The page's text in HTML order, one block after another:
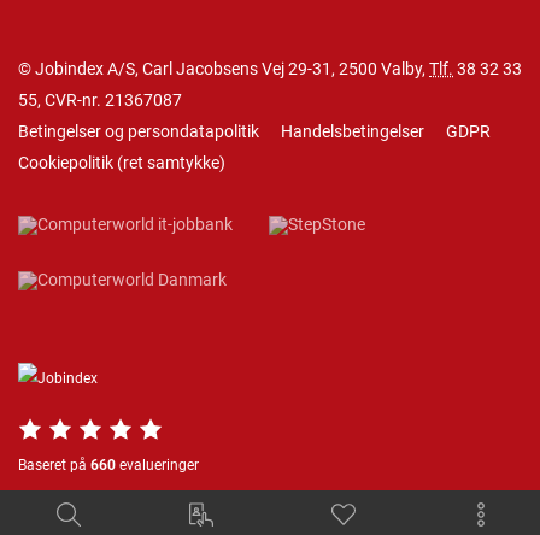
© Jobindex A/S, Carl Jacobsens Vej 29-31, 2500 Valby, Tlf. 38 32 33
55, CVR-nr. 21367087
Betingelser og persondatapolitik
Handelsbetingelser
GDPR
Cookiepolitik (ret samtykke)
Baseret på 660 evalueringer